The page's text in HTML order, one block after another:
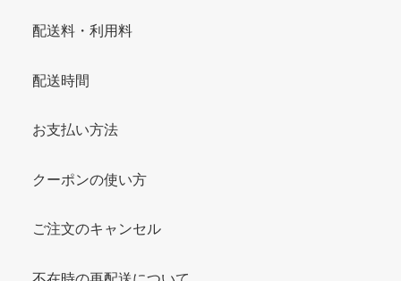
配送料・利用料
配送時間
お支払い方法
クーポンの使い方
ご注文のキャンセル